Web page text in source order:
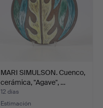
MARI SIMULSON. Cuenco,
cerámica, "Agave", …
12 días
Estimación